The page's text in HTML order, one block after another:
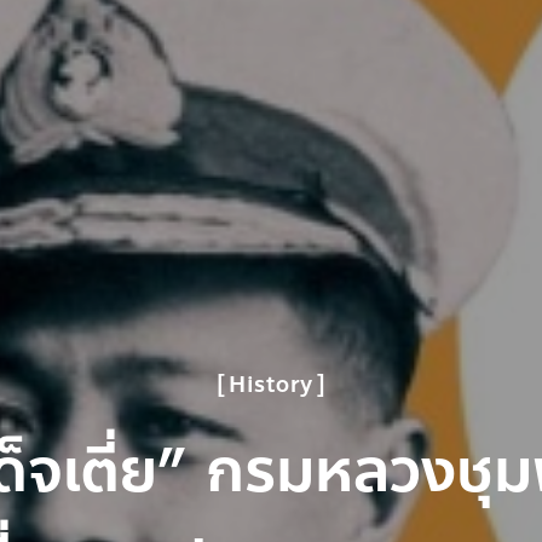
History
จเตี่ย” กรมหลวงชุ